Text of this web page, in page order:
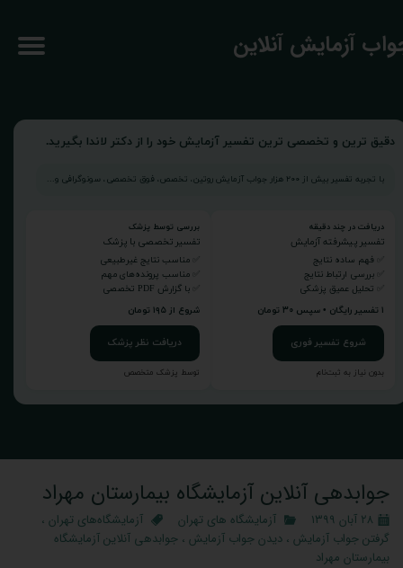
آزمایش آنلاین
دقیق ترین و تخصصی ترین تفسیر آزمایش خود را از دکتر لاندا بگیرید.
با تجربه تفسیر بیش از ۲۰۰ هزار جواب آزمایش روتین، تخصص، فوق تخصصی، سونوگرافی و...
دریافت در چند دقیقه
تفسیر پیشرفته آزمایش
✅ فهم ساده نتایج
✅ بررسی ارتباط نتایج
✅ تحلیل عمیق پزشکی
۱ تفسیر رایگان • سپس ۳۰ تومان
شروع تفسیر فوری
بدون نیاز به ثبت‌نام
بررسی توسط پزشک
تفسیر تخصصی با پزشک
✅ مناسب نتایج غیرطبیعی
✅ مناسب پرونده‌های مهم
✅ با گزارش PDF تخصصی
شروع از ۱۹۵ تومان
دریافت نظر پزشک
توسط پزشک متخصص
جوابدهی آنلاین آزمایشگاه بیمارستان مهراد
۲۸ آبان ۱۳۹۹ آزمایشگاه‌ های تهران آزمایشگاه‌های تهران ،
گرفتن جواب آزمایش ، دیدن جواب آزمایش ، جوابدهی آنلاین آزمایشگاه
بیمارستان مهراد